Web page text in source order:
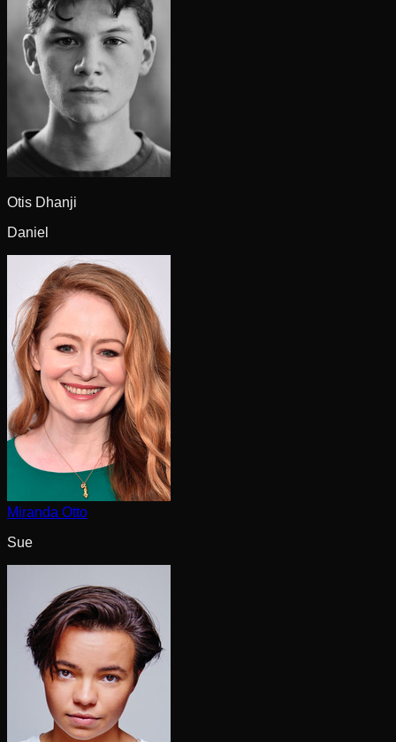
Otis Dhanji
Daniel
Miranda Otto
Sue